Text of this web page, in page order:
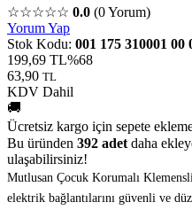
☆☆☆☆☆ 0.0 (0 Yorum)
Yorum Yap
Stok Kodu: 001 175 310001 00
199,69 TL%68
63,90 TL
KDV Dahil
🚚
Ücretsiz kargo için sepete
Bu üründen 392 adet daha
ulaşabilirsiniz!
Mutlusan Çocuk Korumalı
elektrik bağlantılarını güvenli ve